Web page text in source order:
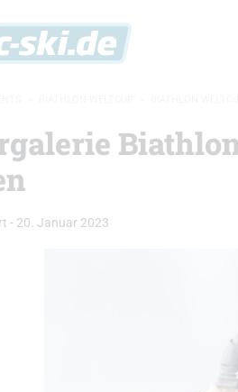
- 20. Januar 2023